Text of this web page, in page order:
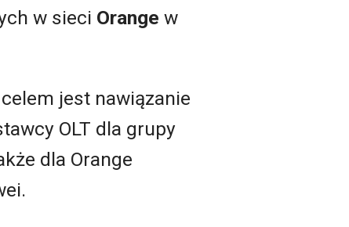
w sieci Orange w
jest nawiązanie
OLT dla grupy
dla Orange